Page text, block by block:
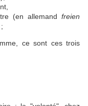
(en allemand freien
ce sont ces trois